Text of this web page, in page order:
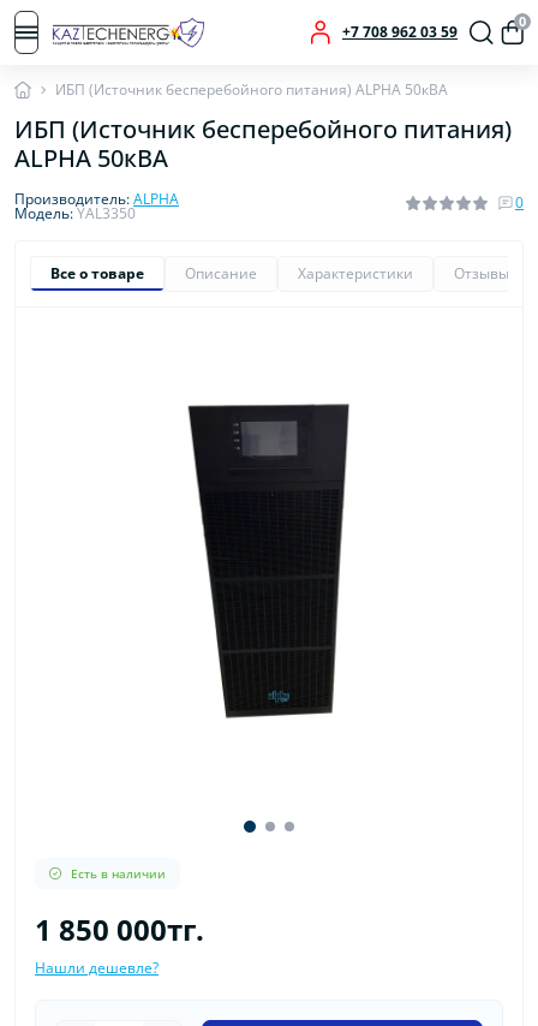
+7 708 962 03 59
0
ИБП (Источник бесперебойного питания) ALPHA 50кВА
ИБП (Источник бесперебойного питания)
ALPHA 50кВА
Производитель:ALPHA
Модель:YAL3350
0
Все о товаре Описание Характеристики Отзывы
Есть в наличии
1 850 000тг.
Нашли дешевле?